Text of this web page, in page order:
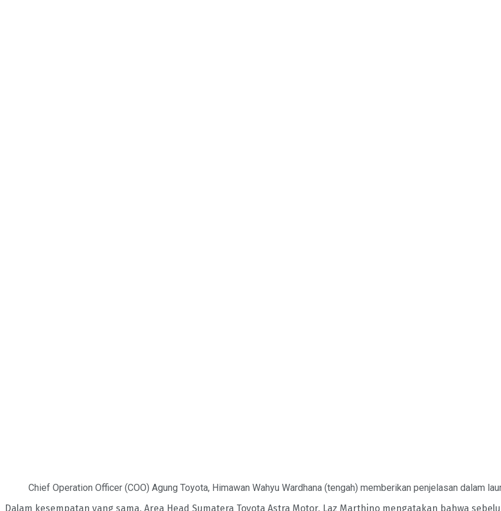
Chief Operation Officer (COO) Agung Toyota, Himawan Wahyu Wardhana (tengah) memberikan penjelasan dalam
Dalam kesempatan yang sama, Area Head Sumatera Toyota Astra Motor, Laz Marthino mengatakan bahwa